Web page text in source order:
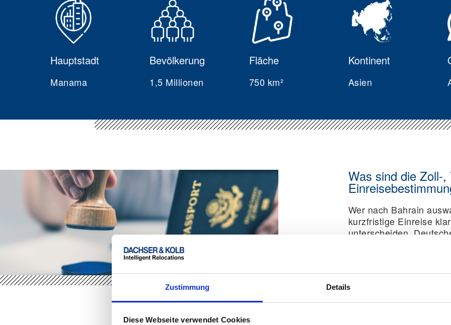
Zustimmung Details
Diese Webseite verwendet Cookies
Hauptstadt
Manama
Bevölkerung
1,5 Millionen
Fläche
750 km²
Kontinent
Asien
Was sind die Zoll-,
Wer nach Bahrain
kurzfristige Einreise
unterscheiden.
benötigen für die
ist als Visa on Arrival,
zusätzlich der
Spiel.